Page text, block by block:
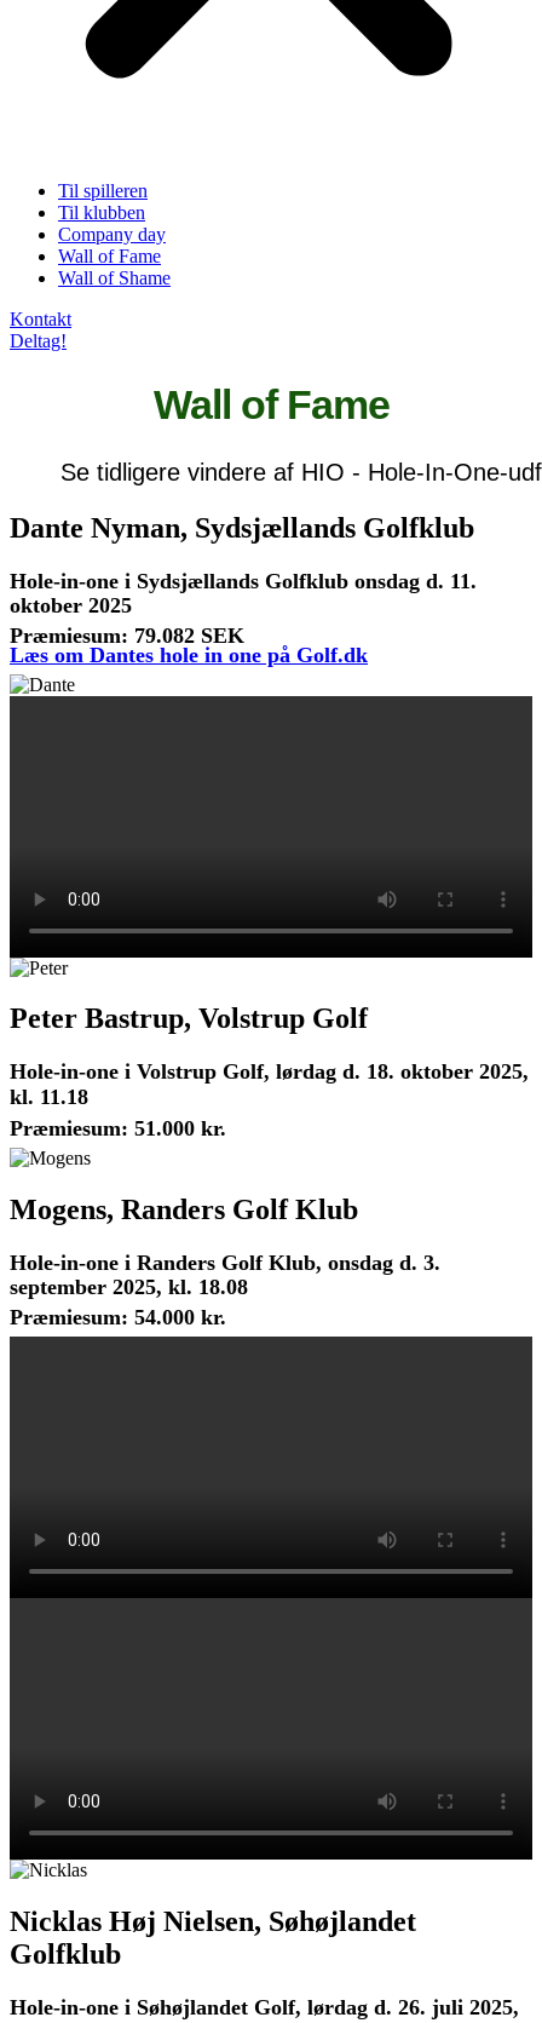
Til spilleren
Til klubben
Company day
Wall of Fame
Wall of Shame
Kontakt
Deltag!
Wall of Fame
Se tidligere vindere af HIO - Hole-In-One-
Dante Nyman, Sydsjællands Golfklub
Hole-in-one i Sydsjællands Golfklub onsdag d. 11.
oktober 2025
Præmiesum: 79.082 SEK
Læs om Dantes hole in one på Golf.dk
Peter Bastrup, Volstrup Golf
Hole-in-one i Volstrup Golf, lørdag d. 18. oktober 2025,
kl. 11.18
Præmiesum: 51.000 kr.
Mogens, Randers Golf Klub
Hole-in-one i Randers Golf Klub, onsdag d. 3.
september 2025, kl. 18.08
Præmiesum: 54.000 kr.
Nicklas Høj Nielsen, Søhøjlandet
Golfklub
Hole-in-one i Søhøjlandet Golf, lørdag d. 26. juli 2025,